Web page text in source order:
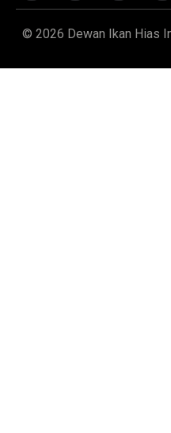
© 2026 Dewan Ikan Hias